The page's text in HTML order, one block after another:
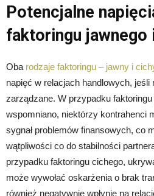
Potencjalne
faktoringu jawnego
Oba rodzaje faktoringu – jawny i
napięć w relacjach handlowych, jeśli
zarządzane. W przypadku
wspomniano, niektórzy kontrahenci
sygnał problemów finansowych, co
wątpliwości co do stabilności
przypadku faktoringu cichego,
może wywołać oskarżenia o brak
również negatywnie wpłynie na